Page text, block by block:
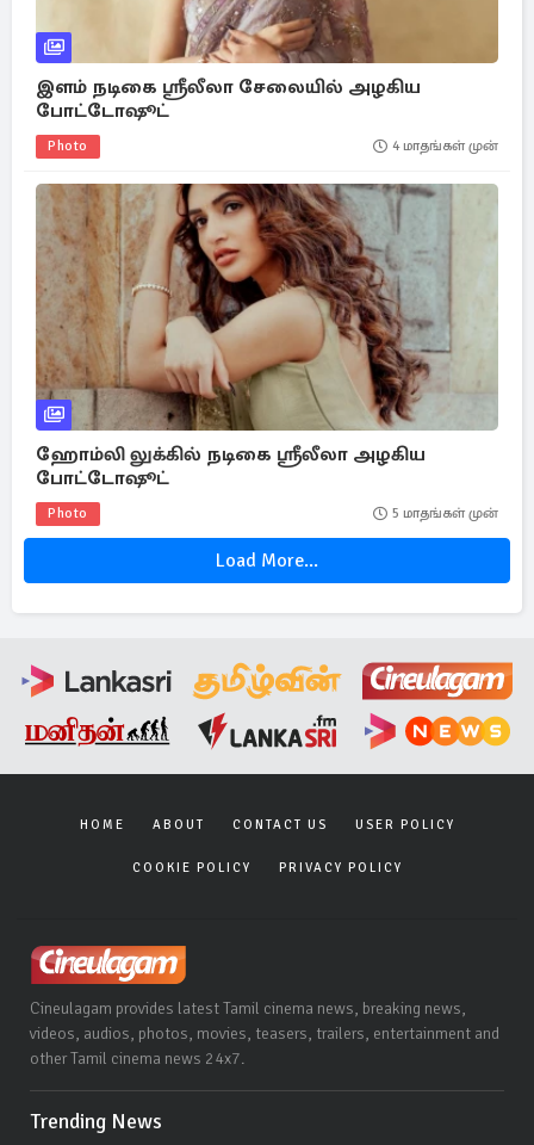
இளம் நடிகை ஸ்ரீலீலா சேலையில் அழகிய
போட்டோஷூட்
Photo 4 மாதங்கள் முன்
ஹோம்லி லுக்கில் நடிகை ஸ்ரீலீலா அழகிய
போட்டோஷூட்
Photo 5 மாதங்கள் முன்
Load More...
HOME ABOUT CONTACT US USER POLICY
COOKIE POLICY PRIVACY POLICY
Cineulagam provides latest Tamil cinema news, breaking news,
videos, audios, photos, movies, teasers, trailers, entertainment and
other Tamil cinema news 24x7.
Trending News